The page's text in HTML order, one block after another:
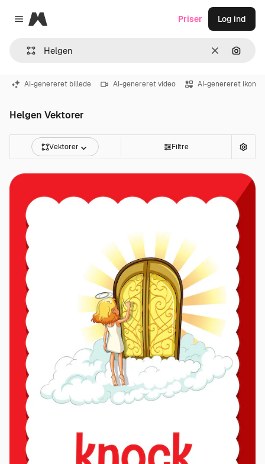
Close menu
Magnific
Klar Søg
Priser Log ind
AI-genereret billede AI-genereret video AI-genereret ikon
Helgen Vektorer
Vektorer Filtre